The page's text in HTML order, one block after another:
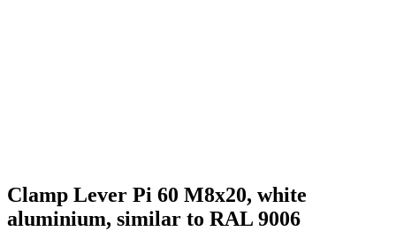
Clamp Lever Pi 60 M8x20, white
aluminium, similar to RAL 9006